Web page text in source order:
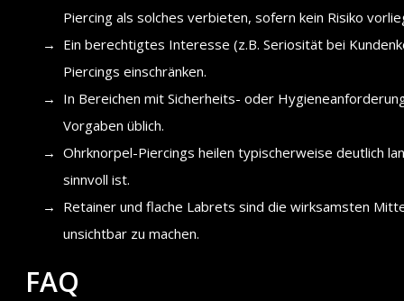
Piercing als solches verbieten, sofern kein Risiko
Ein berechtigtes Interesse (z.B. Seriosität bei
Piercings einschränken.
In Bereichen mit Sicherheits- oder
Vorgaben üblich.
Ohrknorpel-Piercings heilen typischerweise deutlich
sinnvoll ist.
Retainer und flache Labrets sind die wirksamsten
unsichtbar zu machen.
FAQ